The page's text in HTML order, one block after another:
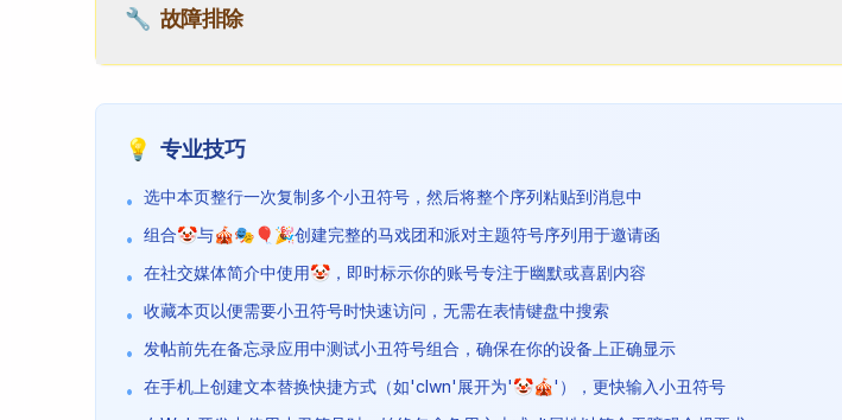
🔧 故障排除
💡 专业技巧
• 选中本页整行一次复制多个小丑符号，然后将整个序列粘贴到消息中
• 组合🤡与🎪🎭🎈🎉创建完整的马戏团和派对主题符号序列用于邀请函
• 在社交媒体简介中使用🤡，即时标示你的账号专注于幽默或喜剧内容
• 收藏本页以便需要小丑符号时快速访问，无需在表情键盘中搜索
• 发帖前先在备忘录应用中测试小丑符号组合，确保在你的设备上正确显示
• 在手机上创建文本替换快捷方式（如'clwn'展开为'🤡🎪'），更快输入小丑符号